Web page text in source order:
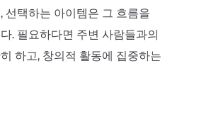
선택하는 아이템은 그 흐름을
. 필요하다면 주변 사람들과의
하고, 창의적 활동에 집중하는